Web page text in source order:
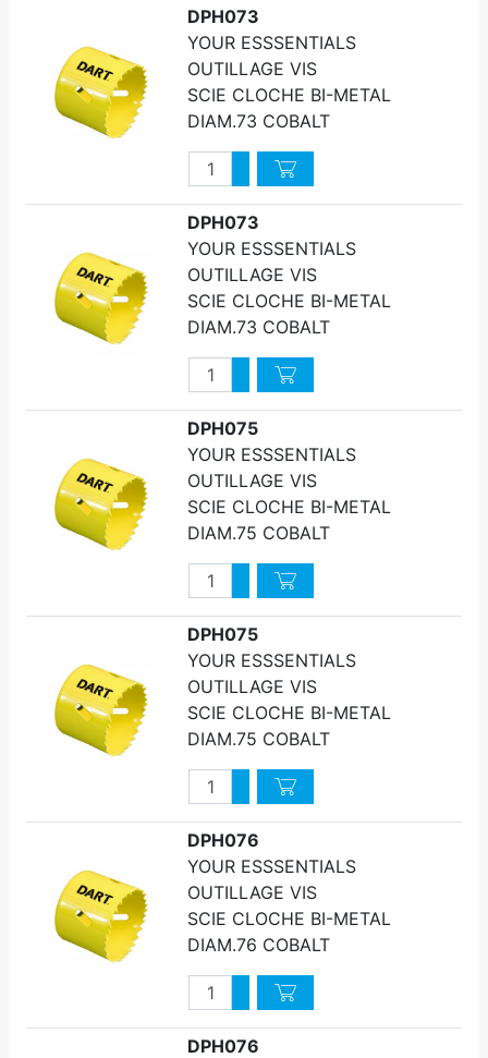
DPH073
YOUR ESSSENTIALS
OUTILLAGE VIS
SCIE CLOCHE BI-METAL
DIAM.73 COBALT
QuantitéAugmenter quantité
Diminuer quantité
DPH073
YOUR ESSSENTIALS
OUTILLAGE VIS
SCIE CLOCHE BI-METAL
DIAM.73 COBALT
QuantitéAugmenter quantité
Diminuer quantité
DPH075
YOUR ESSSENTIALS
OUTILLAGE VIS
SCIE CLOCHE BI-METAL
DIAM.75 COBALT
QuantitéAugmenter quantité
Diminuer quantité
DPH075
YOUR ESSSENTIALS
OUTILLAGE VIS
SCIE CLOCHE BI-METAL
DIAM.75 COBALT
QuantitéAugmenter quantité
Diminuer quantité
DPH076
YOUR ESSSENTIALS
OUTILLAGE VIS
SCIE CLOCHE BI-METAL
DIAM.76 COBALT
QuantitéAugmenter quantité
Diminuer quantité
DPH076